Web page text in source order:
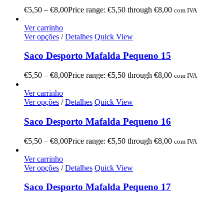
€5,50 – €8,00Price range: €5,50 through €8,00 com IVA
Ver carrinho
Ver opções / Detalhes Quick View
Saco Desporto Mafalda Pequeno 15
€5,50 – €8,00Price range: €5,50 through €8,00 com IVA
Ver carrinho
Ver opções / Detalhes Quick View
Saco Desporto Mafalda Pequeno 16
€5,50 – €8,00Price range: €5,50 through €8,00 com IVA
Ver carrinho
Ver opções / Detalhes Quick View
Saco Desporto Mafalda Pequeno 17